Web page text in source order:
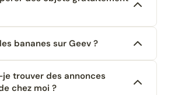
bananes sur Geev ?
trouver des annonces
chez moi ?